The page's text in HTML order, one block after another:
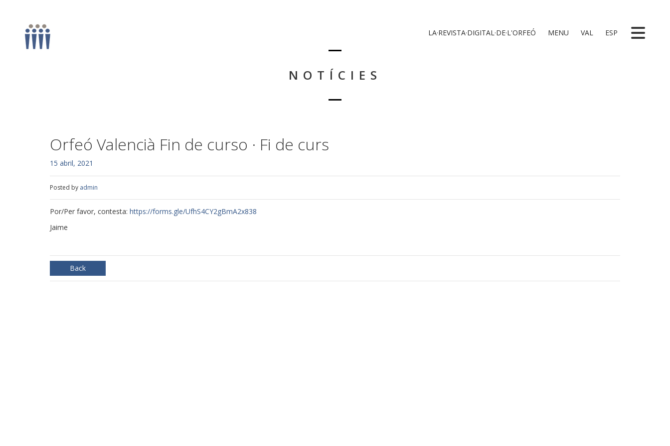
LA·REVISTA·DIGITAL·DE·L'ORFEÓ MENU VAL ESP
NOTÍCIES
Orfeó Valencià Fin de curso · Fi de curs
15 abril, 2021
Posted by admin
Por/Per favor, contesta: https://forms.gle/UfhS4CY2gBmA2x838
Jaime
Back